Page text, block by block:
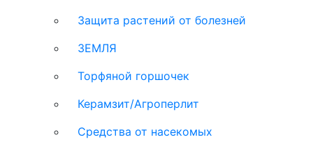
Защита растений от болезней
ЗЕМЛЯ
Торфяной горшочек
Керамзит/Агроперлит
Средства от насекомых